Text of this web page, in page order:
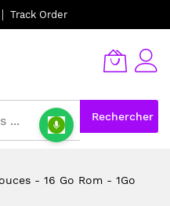
Track Order
Rechercher
- 16 Go Rom - 1Go